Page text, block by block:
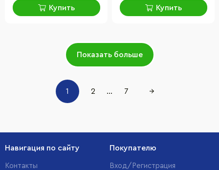
Купить Купить
Показать больше
1 2 ... 7 →
Навигация по сайту
Контакты
Покупателю
Вход/Регистрация